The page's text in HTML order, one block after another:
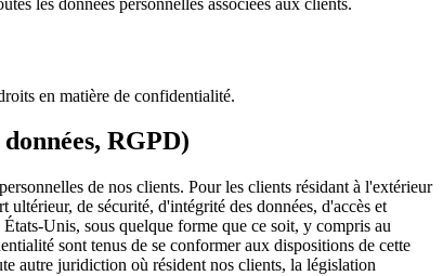
en matière de confidentialité.
RGPD)
de nos clients. Pour les clients résidant à l'extérieur
de sécurité, d'intégrité des données, d'accès et
Unis, sous quelque forme que ce soit, y compris au
sont tenus de se conformer aux dispositions de cette
autre juridiction où résident nos clients, la législation